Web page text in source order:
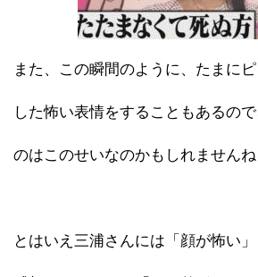
また、この瞬間のように、たまにピ
した怖い表情をすることもあるの
のはこのせいなのかもしれませんね
とはいえ三浦さんには「顔が怖い」